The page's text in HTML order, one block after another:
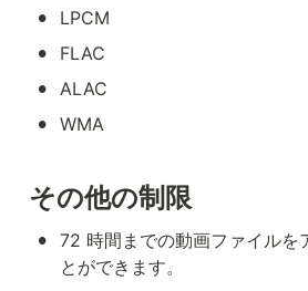
• LPCM
• FLAC
• ALAC
• WMA
その他の制限
• 72 時間までの動画ファイルを
とができます。